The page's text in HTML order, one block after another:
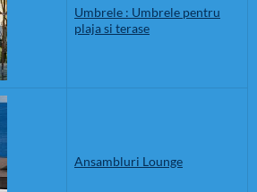
Umbrele : Umbrele pentru
plaja si terase
Ansambluri Lounge